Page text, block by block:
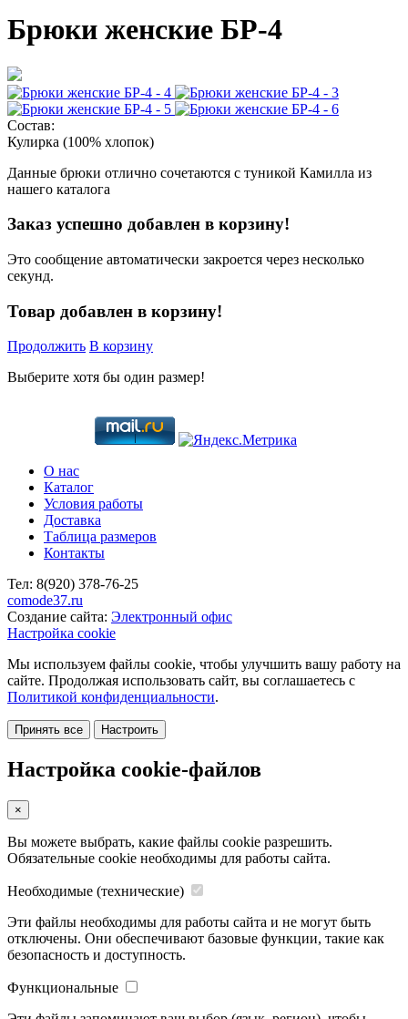
Брюки женские БР-4
Состав:
Кулирка (100% хлопок)
Данные брюки отлично сочетаются с туникой Камилла из
нашего каталога
Заказ успешно добавлен в корзину!
Это сообщение автоматически закроется через несколько
секунд.
Товар добавлен в корзину!
Продолжить В корзину
Выберите хотя бы один размер!
О нас
Каталог
Условия работы
Доставка
Таблица размеров
Контакты
Тел: 8(920) 378-76-25
comode37.ru
Создание сайта: Электронный офис
Настройка cookie
Мы используем файлы cookie, чтобы улучшить вашу работу на
сайте. Продолжая использовать сайт, вы соглашаетесь с
Политикой конфиденциальности.
Принять все Настроить
Настройка cookie-файлов
×
Вы можете выбрать, какие файлы cookie разрешить.
Обязательные cookie необходимы для работы сайта.
Необходимые (технические)
Эти файлы необходимы для работы сайта и не могут быть
отключены. Они обеспечивают базовые функции, такие как
безопасность и доступность.
Функциональные